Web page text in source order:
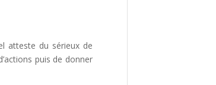
atteste du sérieux de
puis de donner